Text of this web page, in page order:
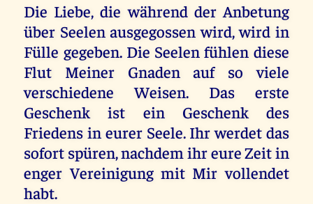
Die Liebe, die während der Anbetung
über Seelen ausgegossen wird, wird in
Fülle gegeben. Die Seelen fühlen diese
Flut Meiner Gnaden auf so viele
verschiedene Weisen. Das erste
Geschenk ist ein Geschenk des
Friedens in eurer Seele. Ihr werdet das
sofort spüren, nachdem ihr eure Zeit in
enger Vereinigung mit Mir vollendet
habt.